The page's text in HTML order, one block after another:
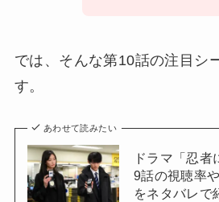
では、そんな第10話の注目シ
す。
あわせて読みたい
ドラマ「忍
9話の視聴率
をネタバレで